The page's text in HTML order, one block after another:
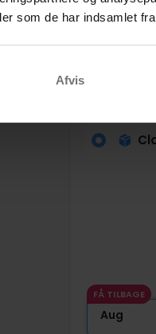
som de har indsamlet
Afvis
FÅ TILBAGE
Aug